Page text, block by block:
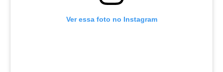
Ver essa foto no Instagram